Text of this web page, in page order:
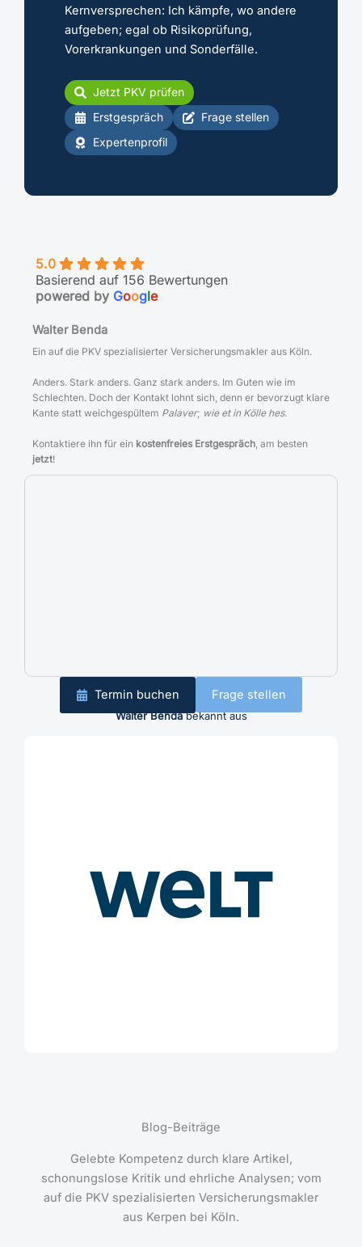
Kernversprechen: Ich kämpfe, wo andere
aufgeben; egal ob Risikoprüfung,
Vorerkrankungen und Sonderfälle.
Jetzt PKV prüfen
Erstgespräch
Frage stellen
Expertenprofil
5.0
Basierend auf 156 Bewertungen
powered by Google
Walter Benda
Ein auf die PKV spezialisierter Versicherungsmakler aus Köln.
Anders. Stark anders. Ganz stark anders. Im Guten wie im
Schlechten. Doch der Kontakt lohnt sich, denn er bevorzugt klare
Kante statt weichgespültem Palaver; wie et in Kölle hes.
Kontaktiere ihn für ein kostenfreies Erstgespräch , am besten
jetzt!
Termin buchen Frage stellen
Walter Bendabekannt aus
Blog-Beiträge
Gelebte Kompetenz durch klare Artikel,
schonungslose Kritik und ehrliche Analysen; vom
auf die PKV spezialisierten Versicherungsmakler
aus Kerpen bei Köln.